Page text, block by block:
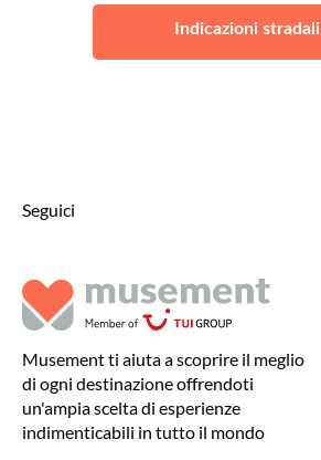
Rotterdam
Indicazioni stradali
Seguici
Musement ti aiuta a scoprire il meglio
di ogni destinazione offrendoti
un'ampia scelta di esperienze
indimenticabili in tutto il mondo